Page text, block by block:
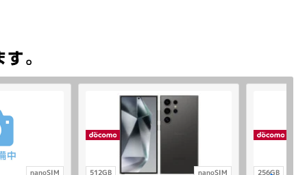
nanoSIM 512GB nanoSIM 256GB